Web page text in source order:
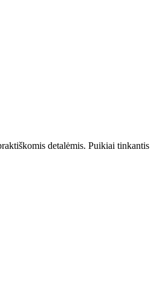
detalėmis. Puikiai tinkantis